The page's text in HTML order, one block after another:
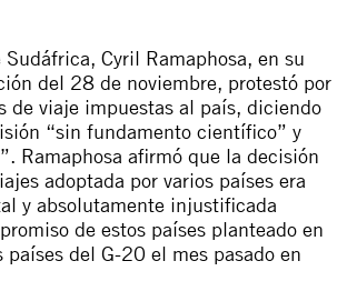
Cyril Ramaphosa, en su
del 28 de noviembre, protestó por
de viaje impuestas al país, diciendo
“sin fundamento científico” y
Ramaphosa afirmó que la decisión
adoptada por varios países era
y absolutamente injustificada
de estos países planteado en
países del G-20 el mes pasado en